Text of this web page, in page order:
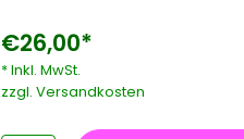
€26,00*
* Inkl. MwSt.
zzgl. Versandkosten